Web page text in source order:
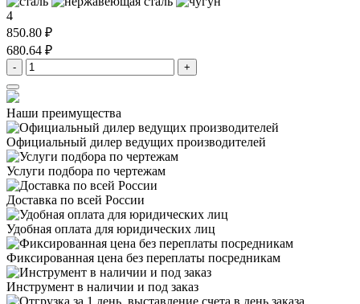
4
850.80 ₽
680.64 ₽
- +
Наши преимущества
Официальный дилер ведущих производителей
Услуги подбора по чертежам
Доставка по всей России
Удобная оплата для юридических лиц
Фиксированная цена без переплаты посредникам
Инструмент в наличии и под заказ